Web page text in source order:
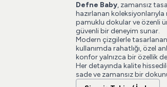
Defne Baby, zamansız
hazırlanan
pamuklu dokular ve özenli
güvenli bir deneyim sunar.
Modern çizgilerle
kullanımda rahatlığı, özel
konfor yalnızca bir özellik
Her detayında kalite
sade ve zamansız bir